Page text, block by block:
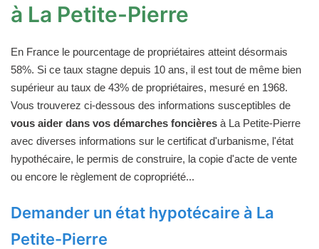
à La Petite-Pierre
En France le pourcentage de propriétaires atteint désormais
58%. Si ce taux stagne depuis 10 ans, il est tout de même bien
supérieur au taux de 43% de propriétaires, mesuré en 1968.
Vous trouverez ci-dessous des informations susceptibles de
vous aider dans vos démarches foncières à La Petite-Pierre
avec diverses informations sur le certificat d'urbanisme, l'état
hypothécaire, le permis de construire, la copie d'acte de vente
ou encore le règlement de copropriété...
Demander un état hypotécaire à La
Petite-Pierre